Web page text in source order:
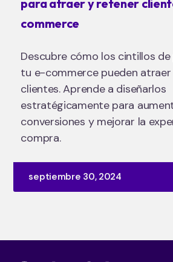
para atraer y retener
commerce
Descubre cómo los cintillos
tu e-commerce pueden
clientes. Aprende a diseñarlos
estratégicamente para
conversiones y mejorar la
compra.
septiembre 30, 2024